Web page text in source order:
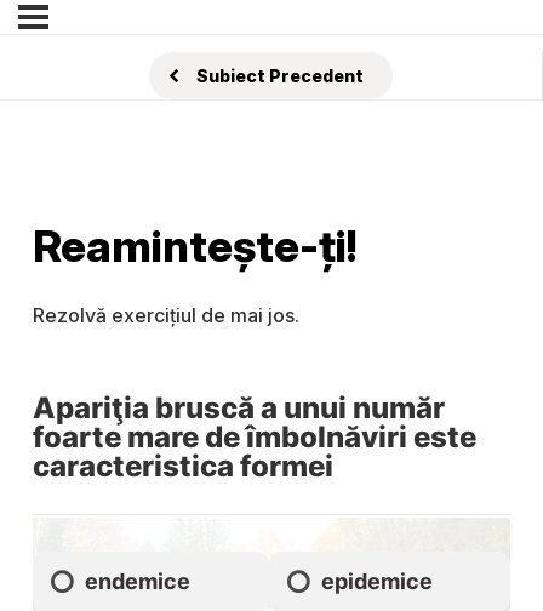
Subiect Precedent
Reamintește-ți!
Rezolvă exercițiul de mai jos.